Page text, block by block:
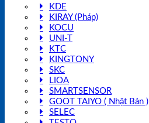
KDE
KIRAY (Pháp)
KOCU
UNI-T
KTC
KINGTONY
SKC
LIOA
SMARTSENSOR
GOOT TAIYO ( Nhật Bản )
SELEC